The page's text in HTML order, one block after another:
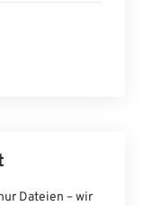
Dateien – wir